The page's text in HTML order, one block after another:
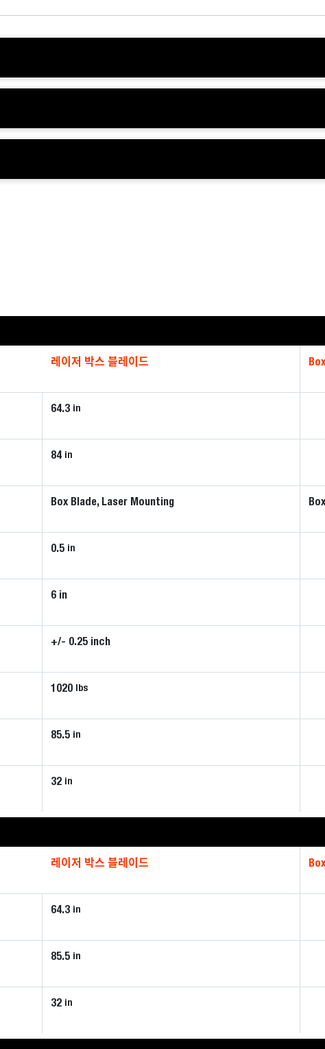
레이저 박스 블레이드
64.3 in
84 in
Box Blade, Laser Mounting
0.5 in
6 in
+/- 0.25 inch
1020 lbs
85.5 in
32 in
레이저 박스 블레이드
64.3 in
85.5 in
32 in